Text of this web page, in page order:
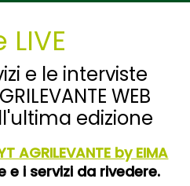
e le interviste
WEB
edizione
AGRILEVANTE by EIMA
e i servizi da rivedere.